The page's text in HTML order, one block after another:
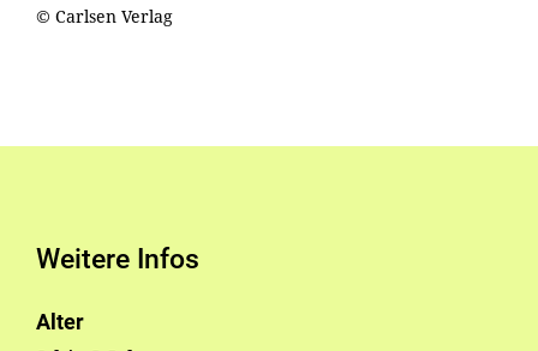
© Carlsen Verlag
Weitere Infos
Alter